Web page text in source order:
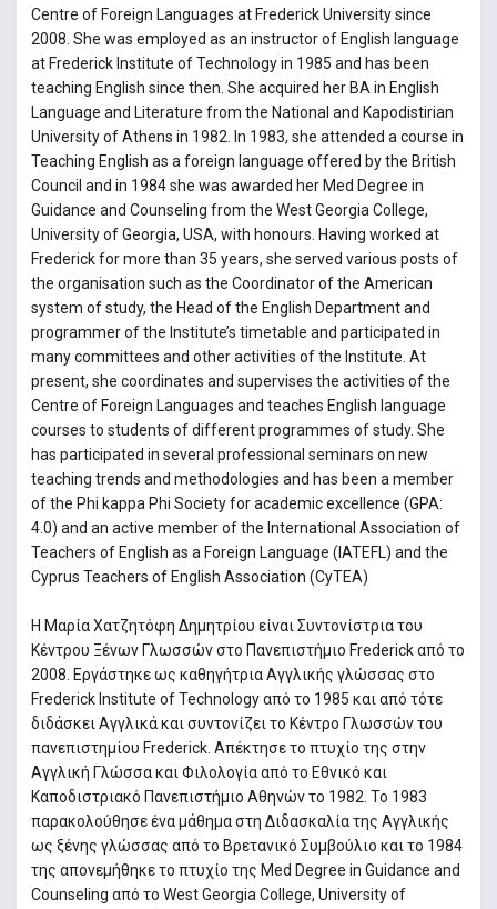
Centre of Foreign Languages at Frederick University since
2008. She was employed as an instructor of English language
at Frederick Institute of Technology in 1985 and has been
teaching English since then. She acquired her BA in English
Language and Literature from the National and Kapodistirian
University of Athens in 1982. In 1983, she attended a course in
Teaching English as a foreign language offered by the British
Council and in 1984 she was awarded her Med Degree in
Guidance and Counseling from the West Georgia College,
University of Georgia, USA, with honours. Having worked at
Frederick for more than 35 years, she served various posts of
the organisation such as the Coordinator of the American
system of study, the Head of the English Department and
programmer of the Institute’s timetable and participated in
many committees and other activities of the Institute. At
present, she coordinates and supervises the activities of the
Centre of Foreign Languages and teaches English language
courses to students of different programmes of study. She
has participated in several professional seminars on new
teaching trends and methodologies and has been a member
of the Phi kappa Phi Society for academic excellence (GPA:
4.0) and an active member of the International Association of
Teachers of English as a Foreign Language (IATEFL) and the
Cyprus Teachers of English Association (CyTEA)
Η Μαρία Χατζητόφη Δημητρίου είναι Συντονίστρια του
Κέντρου Ξένων Γλωσσών στο Πανεπιστήμιο Frederick από το
2008. Εργάστηκε ως καθηγήτρια Αγγλικής γλώσσας στο
Frederick Institute of Technology από το 1985 και από τότε
διδάσκει Αγγλικά και συντονίζει το Κέντρο Γλωσσών του
πανεπιστημίου Frederick. Απέκτησε το πτυχίο της στην
Αγγλική Γλώσσα και Φιλολογία από το Εθνικό και
Καποδιστριακό Πανεπιστήμιο Αθηνών το 1982. Το 1983
παρακολούθησε ένα μάθημα στη Διδασκαλία της Αγγλικής
ως ξένης γλώσσας από το Βρετανικό Συμβούλιο και το 1984
της απονεμήθηκε το πτυχίο της Med Degree in Guidance and
Counseling από το West Georgia College, University of